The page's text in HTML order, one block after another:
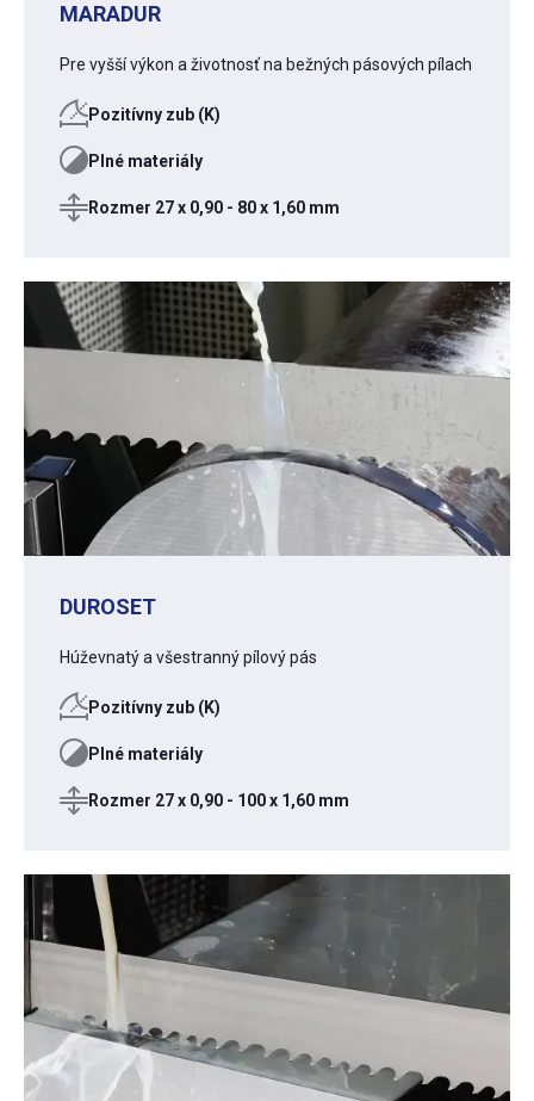
MARADUR
Pre vyšší výkon a životnosť na bežných pásových pílach
Pozitívny zub (K)
Plné materiály
Rozmer 27 x 0,90 - 80 x 1,60 mm
DUROSET
Húževnatý a všestranný pílový pás
Pozitívny zub (K)
Plné materiály
Rozmer 27 x 0,90 - 100 x 1,60 mm